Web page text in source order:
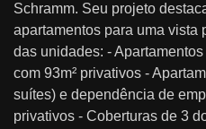
Schramm. Seu projeto
apartamentos para uma vista
das unidades: -
com 93m² privativos -
suítes) e dependência de
privativos - Coberturas de 3